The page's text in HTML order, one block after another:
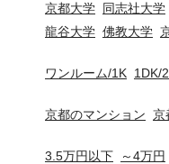
京都大学 同志社大学
龍谷大学 佛教大学
ワンルーム/1K 1DK/
京都のマンション 京
3.5万円以下 ～4万円